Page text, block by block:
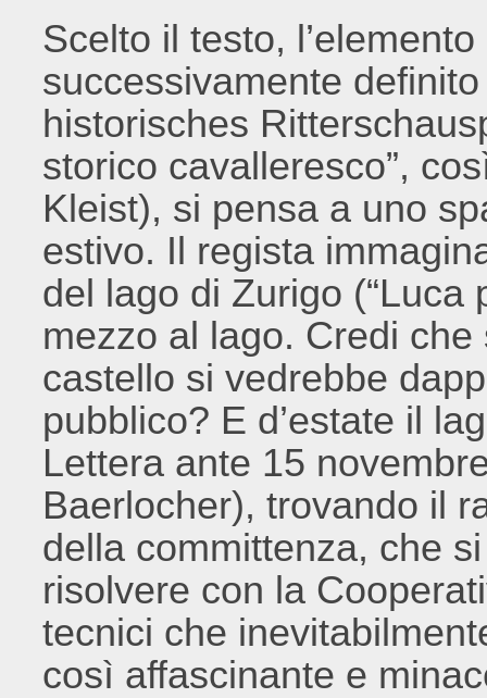
Scelto il testo,
successivamente
historisches
storico cavalleresco”,
Kleist), si pensa a uno
estivo. Il regista
del lago di Zurigo
mezzo al lago. Credi che
castello si vedrebbe
pubblico? E d’estate il
Lettera ante 15
Baerlocher), trovando il
della committenza, che
risolvere con la
tecnici che
così affascinante e